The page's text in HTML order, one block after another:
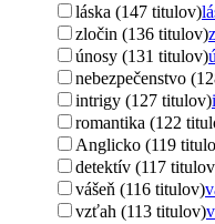
láska (147 titulov)
zločin (136 titulov)
únosy (131 titulov)
nebezpečenstvo
intrigy (127 titulov)
romantika (122
Anglicko (119
detektív (117
vášeň (116 titulov)
vzťah (113 titulov)